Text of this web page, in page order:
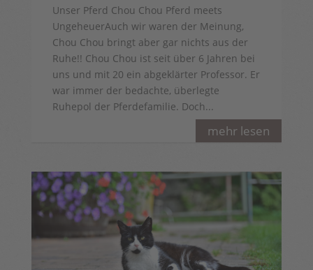
mehr lesen
Unser Pferd Chou Chou Pferd meets
UngeheuerAuch wir waren der Meinung,
Chou Chou bringt aber gar nichts aus der
Ruhe!! Chou Chou ist seit über 6 Jahren bei
uns und mit 20 ein abgeklärter Professor. Er
war immer der bedachte, überlegte
Ruhepol der Pferdefamilie. Doch...